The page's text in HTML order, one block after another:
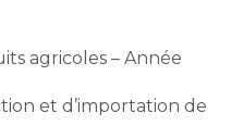
agricoles – Année
et d’importation de